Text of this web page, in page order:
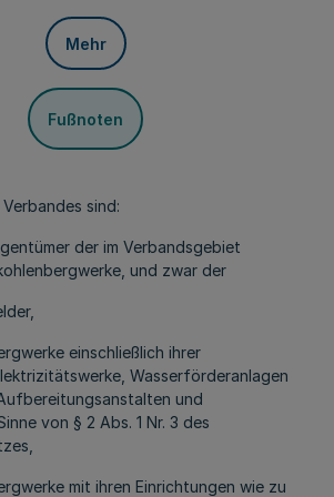
Mehr
Fußnoten
sind:
der im Verbandsgebiet
und zwar der
einschließlich ihrer
Wasserförderanlagen
und
von § 2 Abs. 1 Nr. 3 des
mit ihren Einrichtungen wie zu